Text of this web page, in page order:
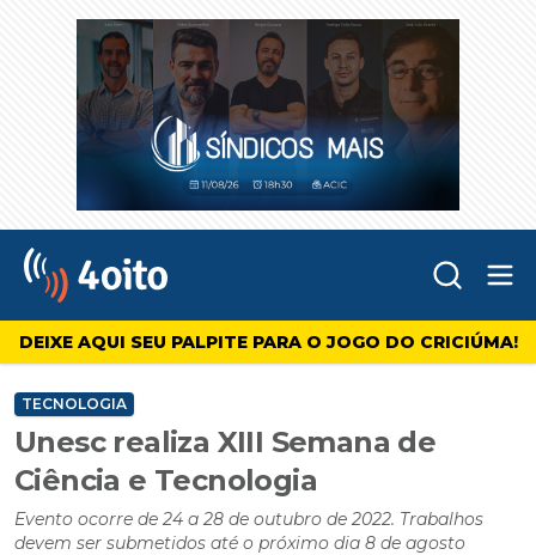
4oito
DEIXE AQUI SEU PALPITE PARA O JOGO DO CRICIÚMA!
TECNOLOGIA
Unesc realiza XIII Semana de
Ciência e Tecnologia
Evento ocorre de 24 a 28 de outubro de 2022. Trabalhos
devem ser submetidos até o próximo dia 8 de agosto